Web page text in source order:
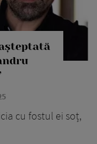
cu fostul ei soț,